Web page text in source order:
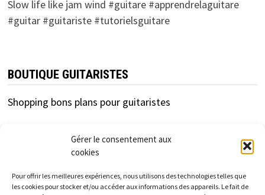
Gérer le consentement aux
cookies
Pour offrir les meilleures expériences, nous utilisons des technologies telles que
les cookies pour stocker et/ou accéder aux informations des appareils. Le fait de
Slow life like jam wind #guitare #apprendrelaguitare
#guitar #guitariste #tutorielsguitare
BOUTIQUE GUITARISTES
Shopping bons plans pour guitaristes